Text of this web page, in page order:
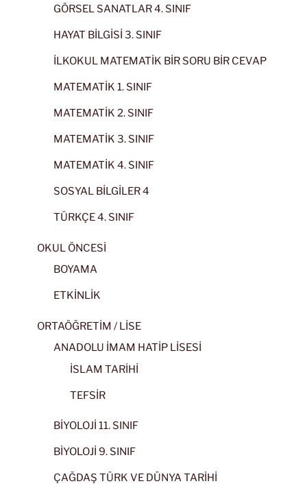
GÖRSEL SANATLAR 4. SINIF
HAYAT BİLGİSİ 3. SINIF
İLKOKUL MATEMATİK BİR SORU BİR CEVAP
MATEMATİK 1. SINIF
MATEMATİK 2. SINIF
MATEMATİK 3. SINIF
MATEMATİK 4. SINIF
SOSYAL BİLGİLER 4
TÜRKÇE 4. SINIF
OKUL ÖNCESİ
BOYAMA
ETKİNLİK
ORTAÖĞRETİM / LİSE
ANADOLU İMAM HATİP LİSESİ
İSLAM TARİHİ
TEFSİR
BİYOLOJİ 11. SINIF
BİYOLOJİ 9. SINIF
ÇAĞDAŞ TÜRK VE DÜNYA TARİHİ